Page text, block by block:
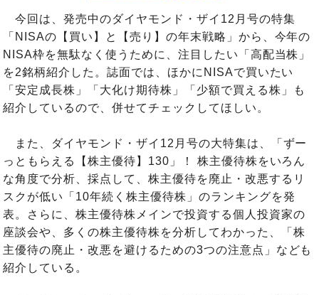
今回は、発売中のダイヤモンド・ザイ12月号の特集
「NISAの【買い】と【売り】の年末戦略」から、今年の
NISA枠を無駄なく使うために、注目したい「高配当株」
を2銘柄紹介した。誌面では、ほかにNISAで買いたい
「安定成長株」「大化け期待株」「少額で買える株」も
紹介しているので、併せてチェックしてほしい。
また、ダイヤモンド・ザイ12月号の大特集は、「ずー
っともらえる【株主優待】130」！ 株主優待株をいろん
な角度で分析、採点して、株主優待を廃止・改悪するリ
スクが低い「10年続く株主優待株」のランキングを発
表。さらに、株主優待株メインで投資する個人投資家の
座談会や、多くの株主優待株を分析してわかった、「株
主優待の廃止・改悪を避けるための3つの注意点」なども
紹介している。